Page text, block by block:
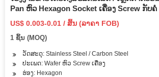
Pan ຫົວ Hexagon Socket ເຄື່ອງ Screw ກັບຄໍ
US$ 0.003-0.01 / ສິ້ນ (ລາຄາ FOB)
1 ຊິ້ນ (MOQ)
ວັດສະດຸ: Stainless Steel / Carbon Steel
ປະເພດ: Wafer ຫົວ Screw ເຄື່ອງ
ຮ່ອງ: Hexagon